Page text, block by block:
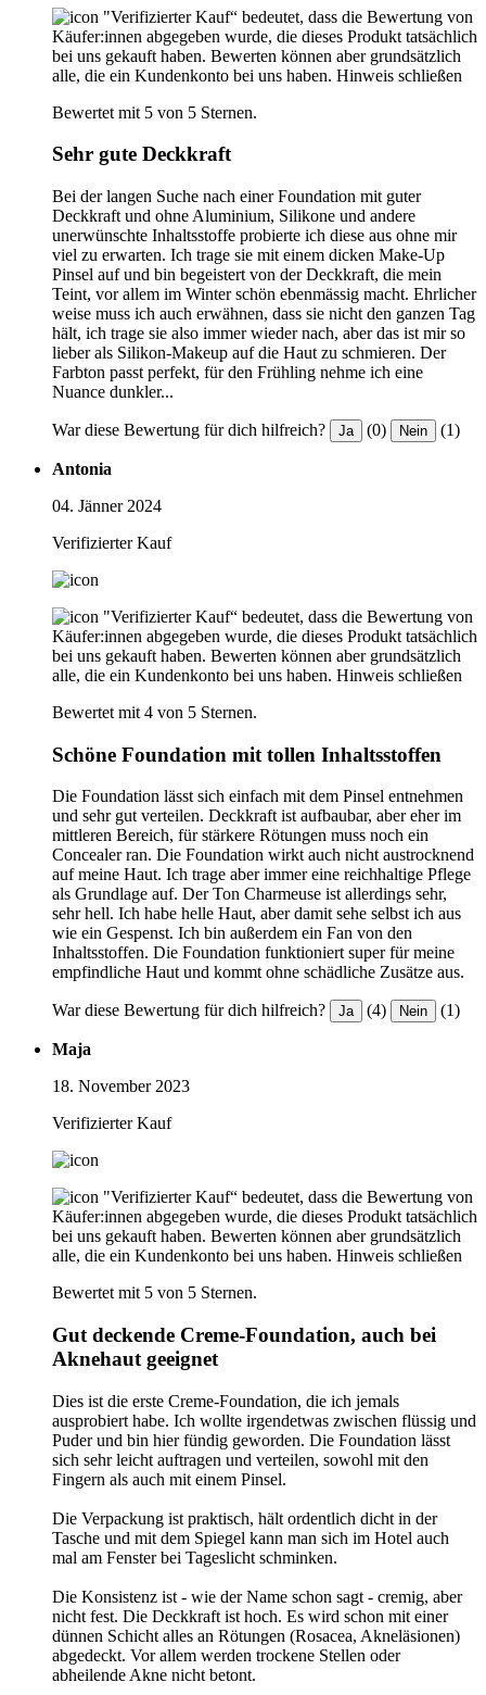
"Verifizierter Kauf“ bedeutet, dass die Bewertung von
Käufer:innen abgegeben wurde, die dieses Produkt tatsächlich
bei uns gekauft haben. Bewerten können aber grundsätzlich
alle, die ein Kundenkonto bei uns haben. Hinweis schließen
Bewertet mit 5 von 5 Sternen.
Sehr gute Deckkraft
Bei der langen Suche nach einer Foundation mit guter
Deckkraft und ohne Aluminium, Silikone und andere
unerwünschte Inhaltsstoffe probierte ich diese aus ohne mir
viel zu erwarten. Ich trage sie mit einem dicken Make-Up
Pinsel auf und bin begeistert von der Deckkraft, die mein
Teint, vor allem im Winter schön ebenmässig macht. Ehrlicher
weise muss ich auch erwähnen, dass sie nicht den ganzen Tag
hält, ich trage sie also immer wieder nach, aber das ist mir so
lieber als Silikon-Makeup auf die Haut zu schmieren. Der
Farbton passt perfekt, für den Frühling nehme ich eine
Nuance dunkler...
War diese Bewertung für dich hilfreich? Ja (0) Nein (1)
Antonia
04. Jänner 2024
Verifizierter Kauf
"Verifizierter Kauf“ bedeutet, dass die Bewertung von
Käufer:innen abgegeben wurde, die dieses Produkt tatsächlich
bei uns gekauft haben. Bewerten können aber grundsätzlich
alle, die ein Kundenkonto bei uns haben. Hinweis schließen
Bewertet mit 4 von 5 Sternen.
Schöne Foundation mit tollen Inhaltsstoffen
Die Foundation lässt sich einfach mit dem Pinsel entnehmen
und sehr gut verteilen. Deckkraft ist aufbaubar, aber eher im
mittleren Bereich, für stärkere Rötungen muss noch ein
Concealer ran. Die Foundation wirkt auch nicht austrocknend
auf meine Haut. Ich trage aber immer eine reichhaltige Pflege
als Grundlage auf. Der Ton Charmeuse ist allerdings sehr,
sehr hell. Ich habe helle Haut, aber damit sehe selbst ich aus
wie ein Gespenst. Ich bin außerdem ein Fan von den
Inhaltsstoffen. Die Foundation funktioniert super für meine
empfindliche Haut und kommt ohne schädliche Zusätze aus.
War diese Bewertung für dich hilfreich? Ja (4) Nein (1)
Maja
18. November 2023
Verifizierter Kauf
"Verifizierter Kauf“ bedeutet, dass die Bewertung von
Käufer:innen abgegeben wurde, die dieses Produkt tatsächlich
bei uns gekauft haben. Bewerten können aber grundsätzlich
alle, die ein Kundenkonto bei uns haben. Hinweis schließen
Bewertet mit 5 von 5 Sternen.
Gut deckende Creme-Foundation, auch bei
Aknehaut geeignet
Dies ist die erste Creme-Foundation, die ich jemals
ausprobiert habe. Ich wollte irgendetwas zwischen flüssig und
Puder und bin hier fündig geworden. Die Foundation lässt
sich sehr leicht auftragen und verteilen, sowohl mit den
Fingern als auch mit einem Pinsel.
Die Verpackung ist praktisch, hält ordentlich dicht in der
Tasche und mit dem Spiegel kann man sich im Hotel auch
mal am Fenster bei Tageslicht schminken.
Die Konsistenz ist - wie der Name schon sagt - cremig, aber
nicht fest. Die Deckkraft ist hoch. Es wird schon mit einer
dünnen Schicht alles an Rötungen (Rosacea, Akneläsionen)
abgedeckt. Vor allem werden trockene Stellen oder
abheilende Akne nicht betont.